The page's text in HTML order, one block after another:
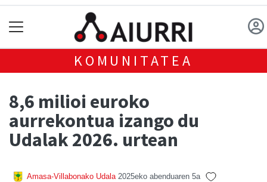
KOMUNITATEA
8,6 milioi euroko
aurrekontua izango du
Udalak 2026. urtean
Amasa-Villabonako Udala 2025eko abenduaren 5a